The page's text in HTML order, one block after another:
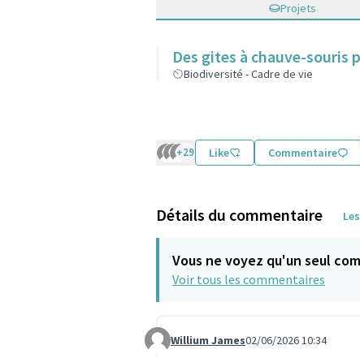
Projets
Des gites à chauve-
Biodiversité - Cadre de vie
+29 Like Commentaire
Détails du commentaire
Vous ne voyez qu'un seul
Voir tous les commentaires
Commentaire 2366
Willium James02/06/2026 10:34